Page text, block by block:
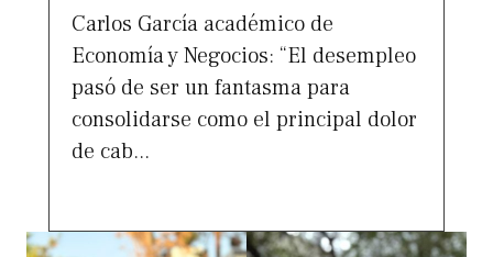
Carlos García académico de
Economía y Negocios: “El desempleo
pasó de ser un fantasma para
consolidarse como el principal dolor
de cab...